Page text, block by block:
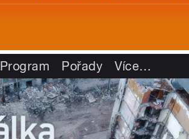
Program Pořady Více…